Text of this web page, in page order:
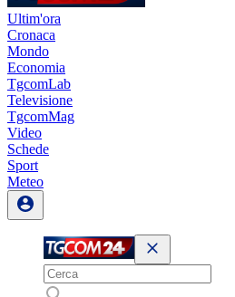
Ultim'ora
Cronaca
Mondo
Economia
TgcomLab
Televisione
TgcomMag
Video
Schede
Sport
Meteo